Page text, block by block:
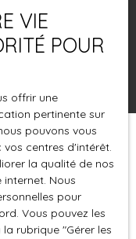
Créer une alerte
VIE
POUR
offrir une
pertinente sur
pouvons vous
centres d'intérêt.
la qualité de nos
Nous
pour
Vous pouvez les
rubrique ″Gérer les